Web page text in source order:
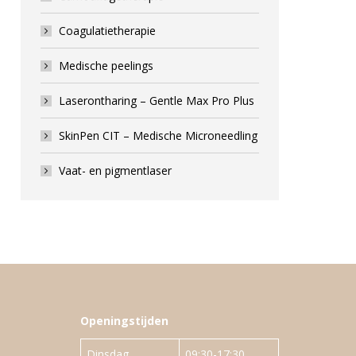
Coagulatietherapie
Medische peelings
Laserontharing – Gentle Max Pro Plus
SkinPen CIT – Medische Microneedling
Vaat- en pigmentlaser
Openingstijden